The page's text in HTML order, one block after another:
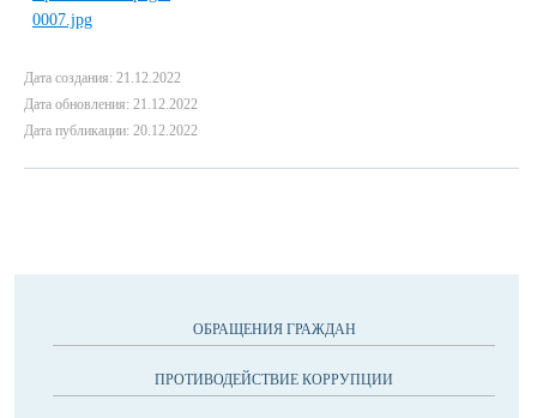
Дата создания: 21.12.2022
Дата обновления: 21.12.2022
Дата публикации: 20.12.2022
ОБРАЩЕНИЯ ГРАЖДАН
ПРОТИВОДЕЙСТВИЕ КОРРУПЦИИ